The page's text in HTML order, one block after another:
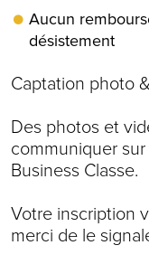
Aucun
désistement
Captation photo
Des photos et
communiquer
Business Classe.
Votre inscription
merci de le